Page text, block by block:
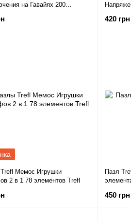
на Гавайях 200
420 грн
Мемос Игрушки
2 в 1 78 элементов Trefl
Пазл
450 грн